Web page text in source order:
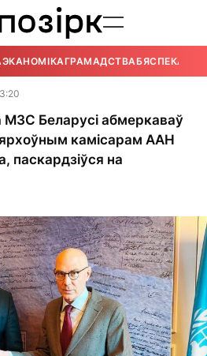
ЭКАНОМІКАГРАМАДСТВАБЯСПЕКА
МЗС Беларусі абмеркаваў
камісарам ААН
паскардзіўся на